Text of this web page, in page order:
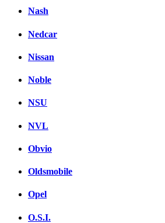
Nash
Nedcar
Nissan
Noble
NSU
NVL
Obvio
Oldsmobile
Opel
O.S.I.